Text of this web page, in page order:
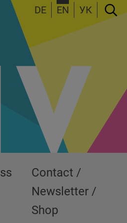
DE EN УК
Contact /
Newsletter /
Shop